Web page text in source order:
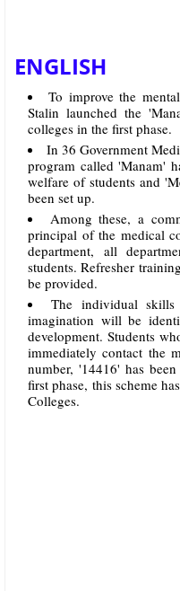
ENGLISH
To improve the
Stalin launched the
colleges in the first phase.
In 36 Government
program called 'Manam'
welfare of students and
been set up.
Among these, a
principal of the medical
department, all
students. Refresher
be provided.
The individual
imagination will be
development. Students
immediately contact the
number, '14416' has
first phase, this scheme
Colleges.